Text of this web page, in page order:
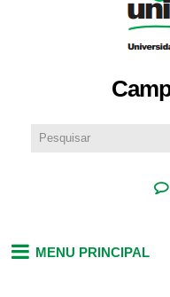
MENU PRINCIPAL